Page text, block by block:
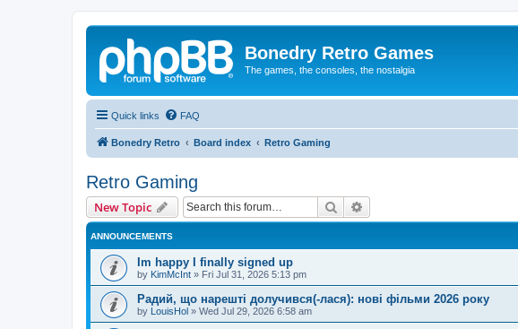
Bonedry Retro Games
The games, the consoles, the nostalgia
Quick links FAQ
Bonedry Retro Board index Retro Gaming
Retro Gaming
New Topic Search
ANNOUNCEMENTS
Im happy I finally signed up
by KimMcInt » Fri Jul 31, 2026 5:13 pm
Радий, що нарешті долучився(-лася): нові фільми 2026 року
by LouisHol » Wed Jul 29, 2026 6:58 am